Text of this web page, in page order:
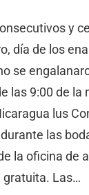
y
día de los
se
las 9:00 de la
lus
durante las
la oficina de
gratuita. Las…